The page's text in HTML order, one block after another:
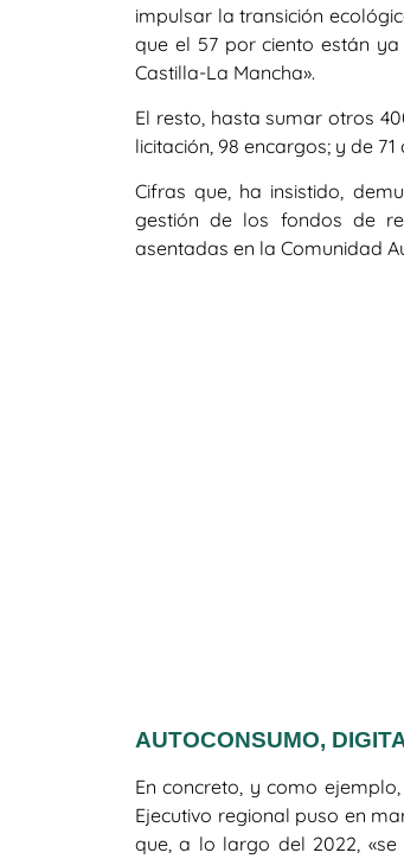
impulsar la transición
que el 57 por ciento están
Castilla-La Mancha».
El resto, hasta sumar otros
licitación, 98 encargos; y de
Cifras que, ha insistido,
gestión de los fondos de
asentadas en la Comunidad
AUTOCONSUMO,
En concreto, y como
Ejecutivo regional puso en
que, a lo largo del 2022,